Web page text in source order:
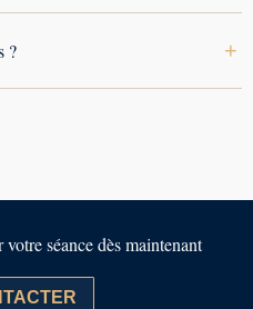
? +
séance dès maintenant